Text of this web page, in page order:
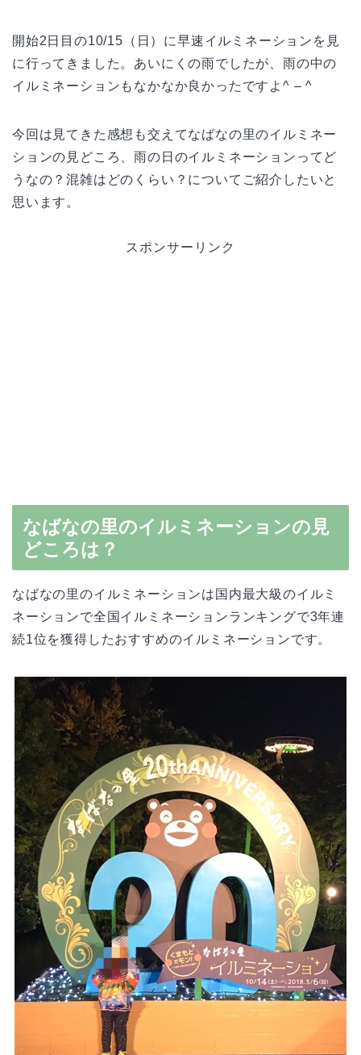
開始2日目の10/15（日）に早速イルミネーションを見
に行ってきました。あいにくの雨でしたが、雨の中の
イルミネーションもなかなか良かったですよ^ – ^
今回は見てきた感想も交えてなばなの里のイルミネー
ションの見どころ、雨の日のイルミネーションってど
うなの？混雑はどのくらい？についてご紹介したいと
思います。
スポンサーリンク
なばなの里のイルミネーションの見
どころは？
なばなの里のイルミネーションは国内最大級のイルミ
ネーションで全国イルミネーションランキングで3年連
続1位を獲得したおすすめのイルミネーションです。